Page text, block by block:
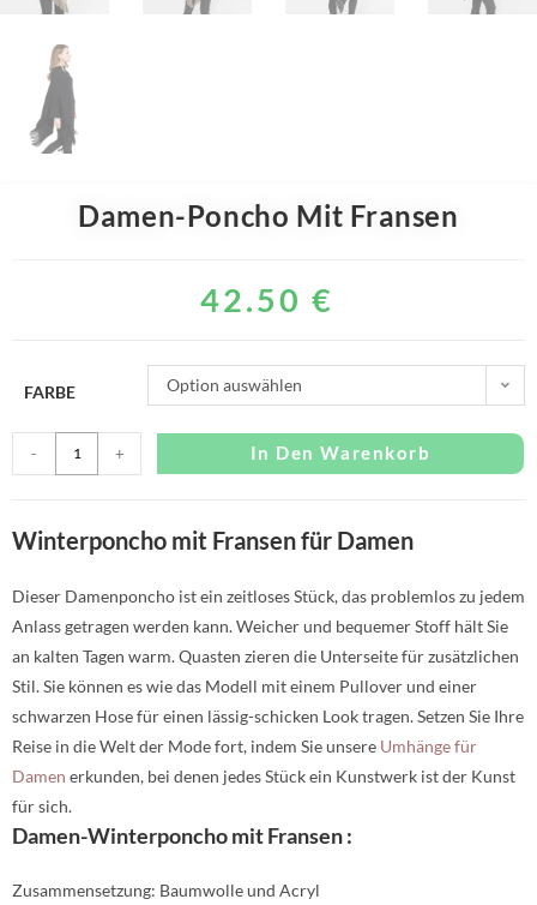
Damen-Poncho Mit Fransen
42.50 €
FARBE Option auswählen
- + In Den Warenkorb
Winterponcho mit Fransen für Damen
Dieser Damenponcho ist ein zeitloses Stück, das problemlos zu jedem
Anlass getragen werden kann. Weicher und bequemer Stoff hält Sie
an kalten Tagen warm. Quasten zieren die Unterseite für zusätzlichen
Stil. Sie können es wie das Modell mit einem Pullover und einer
schwarzen Hose für einen lässig-schicken Look tragen. Setzen Sie Ihre
Reise in die Welt der Mode fort, indem Sie unsere Umhänge für
Damen erkunden, bei denen jedes Stück ein Kunstwerk ist der Kunst
für sich.
Damen-Winterponcho mit Fransen :
Zusammensetzung: Baumwolle und Acryl